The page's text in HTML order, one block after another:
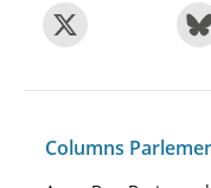
Columns